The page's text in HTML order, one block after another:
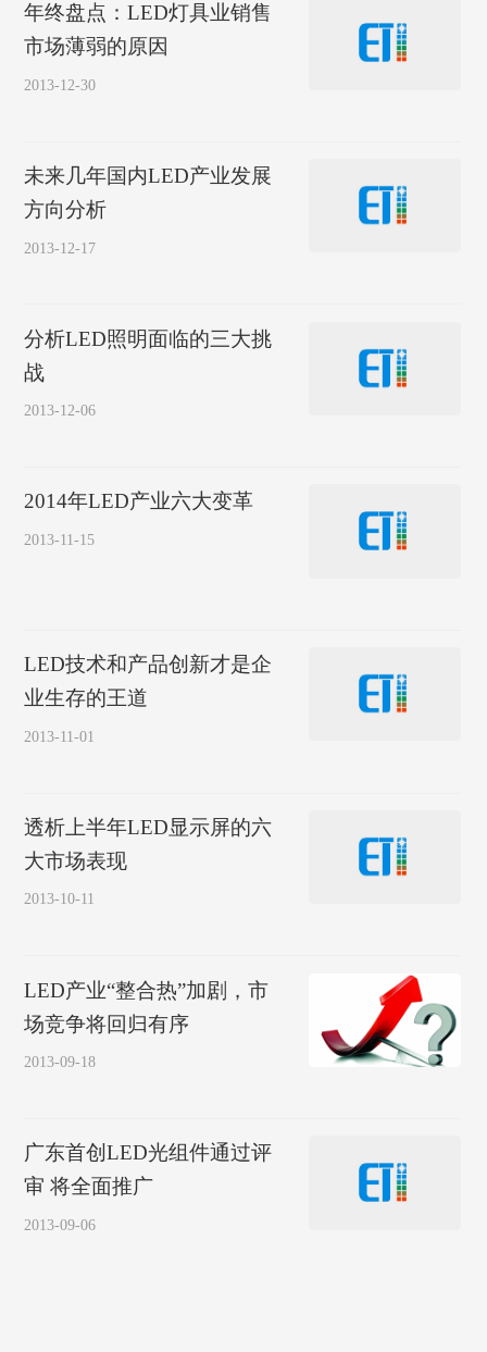
年终盘点：LED灯具业销售
市场薄弱的原因
2013-12-30
未来几年国内LED产业发展
方向分析
2013-12-17
分析LED照明面临的三大挑
战
2013-12-06
2014年LED产业六大变革
2013-11-15
LED技术和产品创新才是企
业生存的王道
2013-11-01
透析上半年LED显示屏的六
大市场表现
2013-10-11
LED产业“整合热”加剧，市
场竞争将回归有序
2013-09-18
广东首创LED光组件通过评
审 将全面推广
2013-09-06